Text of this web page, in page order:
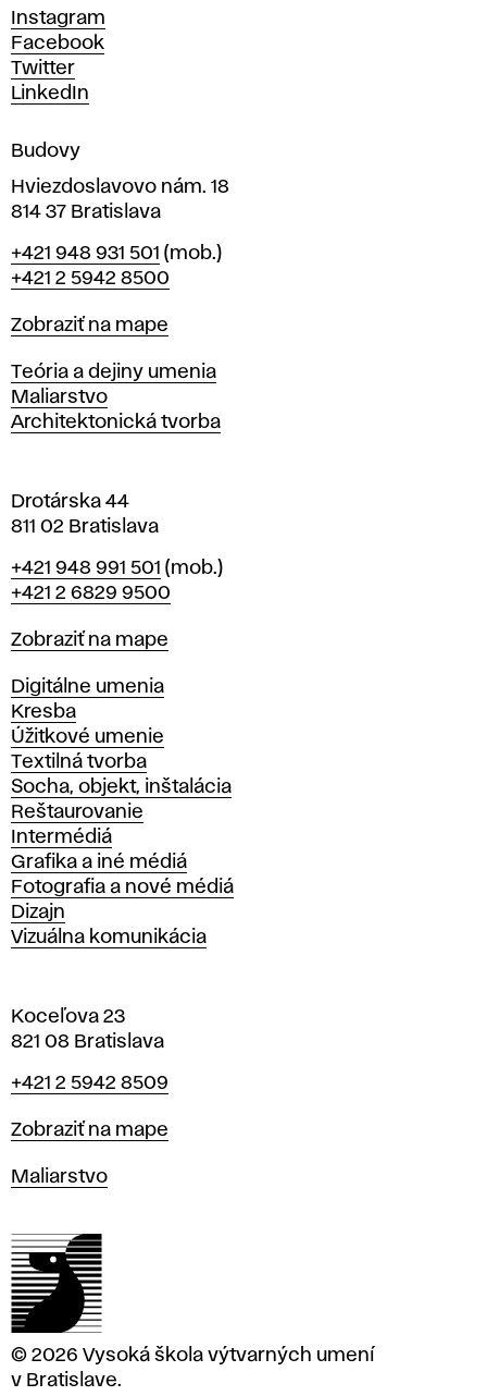
c
h
u
m
e
í
v
r
a
i
l
a
v
Instagram
Facebook
Twitter
LinkedIn
Budovy
Hviezdoslavovo nám. 18
814 37 Bratislava
Telefón
+421 948 931 501 (mob.)
+421 2 5942 8500
Mapa
Zobraziť na mape
Katedry
Teória a dejiny umenia
Maliarstvo
Architektonická tvorba
Drotárska 44
811 02 Bratislava
Telefón
+421 948 991 501 (mob.)
+421 2 6829 9500
Mapa
Zobraziť na mape
Katedry
Digitálne umenia
Kresba
Úžitkové umenie
Textilná tvorba
Socha, objekt, inštalácia
Reštaurovanie
Intermédiá
Grafika a iné médiá
Fotografia a nové médiá
Dizajn
Vizuálna komunikácia
Koceľova 23
821 08 Bratislava
Telefón
+421 2 5942 8509
Mapa
Zobraziť na mape
Katedry
Maliarstvo
© 2026 Vysoká škola výtvarných umení
v Bratislave.